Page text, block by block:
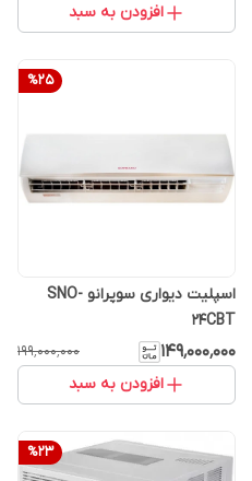
افزودن به سبد
%25
اسپلیت دیواری سوپرانو SNO-
24CBT
۱۴۹٬۰۰۰٬۰۰۰ ۱۹۹٬۰۰۰٬۰۰۰
افزودن به سبد
%23